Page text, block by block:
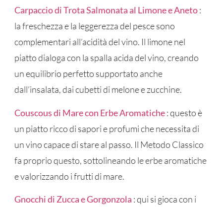
Carpaccio di Trota Salmonata al Limone e Aneto:
la freschezza e la leggerezza del pesce sono
complementari all’acidità del vino. Il limone nel
piatto dialoga con la spalla acida del vino, creando
un equilibrio perfetto supportato anche
dall’insalata, dai cubetti di melone e zucchine.
Couscous di Mare con Erbe Aromatiche: questo è
un piatto ricco di sapori e profumi che necessita di
un vino capace di stare al passo. Il Metodo Classico
fa proprio questo, sottolineando le erbe aromatiche
e valorizzando i frutti di mare.
Gnocchi di Zucca e Gorgonzola : qui si gioca con i